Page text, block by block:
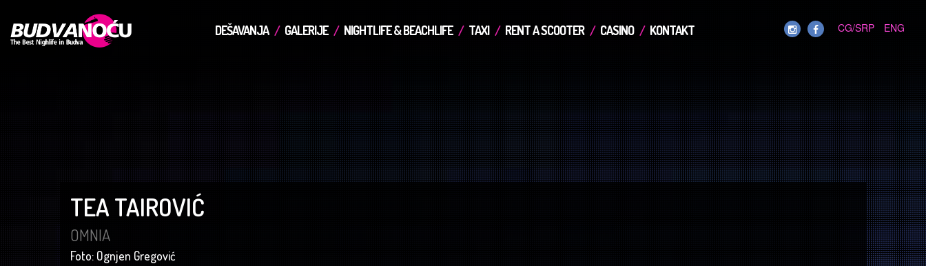
DEŠAVANJA GALERIJE NIGHTLIFE & BEACHLIFE TAXI RENT A SCOOTER CASINO KONTAKT CG/SRP ENG
TEA TAIROVIĆ
OMNIA
Foto: Ognjen Gregović